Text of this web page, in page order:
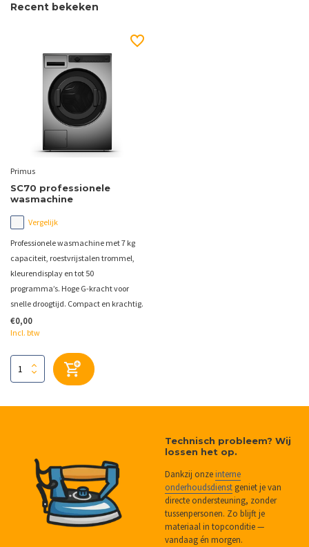
Recent bekeken
Primus
SC70 professionele
wasmachine
Vergelijk
Professionele wasmachine met 7 kg
capaciteit, roestvrijstalen trommel,
kleurendisplay en tot 50
programma’s. Hoge G-kracht voor
snelle droogtijd. Compact en krachtig.
€0,00
Incl. btw
Technisch probleem? Wij
lossen het op.
Dankzij onzeinterne
onderhoudsdienst geniet je van
directe ondersteuning, zonder
tussenpersonen. Zo blijft je
materiaal in topconditie —
vandaag én morgen.